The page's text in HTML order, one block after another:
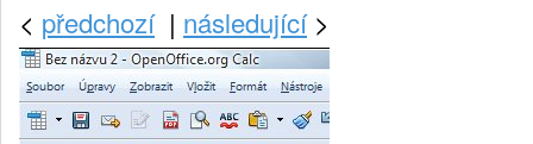
< předchozí| následující>